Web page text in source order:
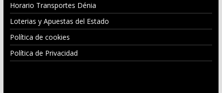
Horario Transportes Dénia
Loterias y Apuestas del Estado
Política de cookies
Política de Privacidad